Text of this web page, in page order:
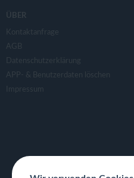
ÜBER
Kontaktanfrage
AGB
Datenschutzerklärung
APP- & Benutzerdaten löschen
Impressum